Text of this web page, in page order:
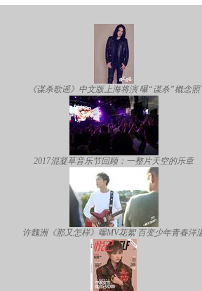
《谋杀歌谣》中文版上海将演 曝“谋杀”概念照
2017混凝草音乐节回顾：一整片天空的乐章
许魏洲《那又怎样》曝MV花絮 百变少年青春洋